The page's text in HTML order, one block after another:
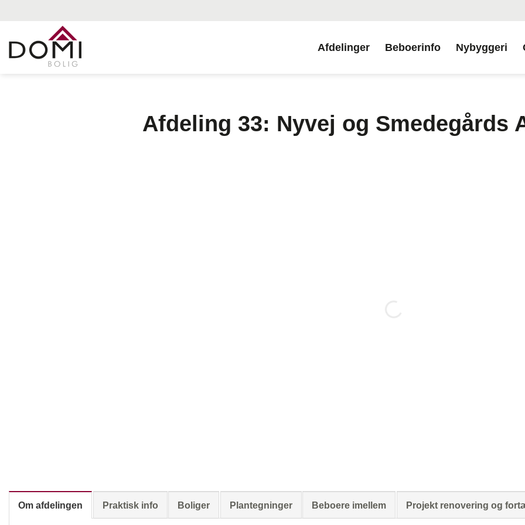
Afdelinger Beboerinfo Nybyggeri
Afdeling 33: Nyvej og Smedegårds
Om afdelingen Praktisk info Boliger Plantegninger Beboere imellem Projekt renovering og